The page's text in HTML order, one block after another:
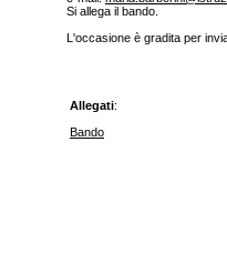
Si allega il bando.
L'occasione è gradita per
Allegati:
Bando